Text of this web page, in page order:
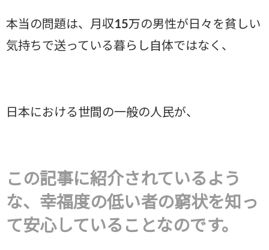
本当の問題は、月収15万の男性が日々を貧しい
気持ちで送っている暮らし自体ではなく、
日本における世間の一般の人民が、
この記事に紹介されているよう
な、幸福度の低い者の窮状を知っ
て安心していることなのです。